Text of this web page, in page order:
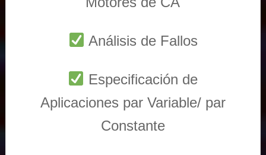
Análisis de Fallos
Especificación de
Aplicaciones par Variable/ par
Constante